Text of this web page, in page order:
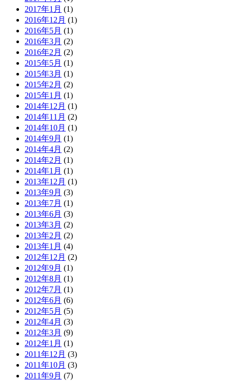
2017年1月 (1)
2016年12月 (1)
2016年5月 (1)
2016年3月 (2)
2016年2月 (2)
2015年5月 (1)
2015年3月 (1)
2015年2月 (2)
2015年1月 (1)
2014年12月 (1)
2014年11月 (2)
2014年10月 (1)
2014年9月 (1)
2014年4月 (2)
2014年2月 (1)
2014年1月 (1)
2013年12月 (1)
2013年9月 (3)
2013年7月 (1)
2013年6月 (3)
2013年3月 (2)
2013年2月 (2)
2013年1月 (4)
2012年12月 (2)
2012年9月 (1)
2012年8月 (1)
2012年7月 (1)
2012年6月 (6)
2012年5月 (5)
2012年4月 (3)
2012年3月 (9)
2012年1月 (1)
2011年12月 (3)
2011年10月 (3)
2011年9月 (7)